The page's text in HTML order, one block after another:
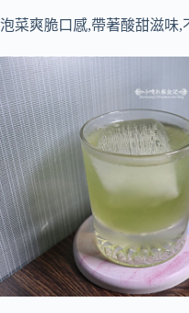
泡菜爽脆口感,帶著酸甜滋味,